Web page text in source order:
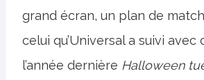
grand écran, un plan de
celui qu’Universal a suivi avec
l’année dernière Halloween